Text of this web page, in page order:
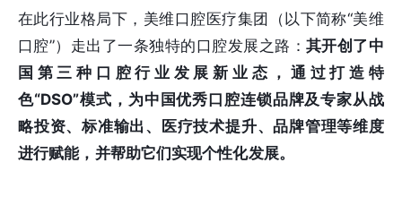
在此行业格局下，美维口腔医疗集团（以下简称“美维
口腔”）走出了一条独特的口腔发展之路： 其开创了中
国第三种口腔行业发展新业态，通过打造特
色“DSO”模式，为中国优秀口腔连锁品牌及专家从战
略投资、标准输出、医疗技术提升、品牌管理等维度
进行赋能，并帮助它们实现个性化发展。